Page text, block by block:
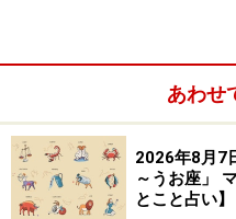
＞【2024年上半期の運勢
あわせ
2026年8月7
～うお座」
とこと占い】